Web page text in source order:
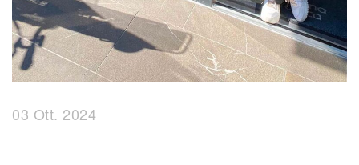
03 Ott. 2024